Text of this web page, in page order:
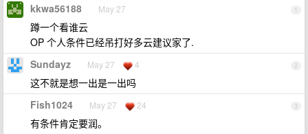
1
kkwa56188 May 27
蹲一个看谁云
OP 个人条件已经吊打好多云建议家了.
2
Sundayz May 27 4
这不就是想一出是一出吗
3
Fish1024 May 27 24
有条件肯定要润。